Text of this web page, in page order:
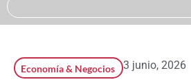
Economía & Negocios 3 junio, 2026